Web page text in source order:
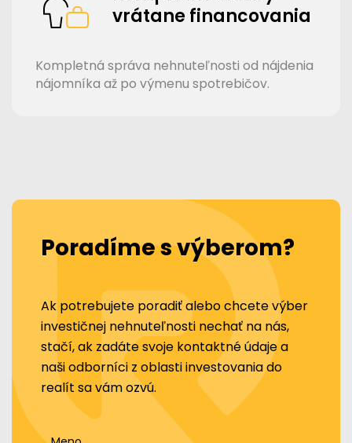
vrátane financovania
Kompletná správa nehnuteľnosti od nájdenia
nájomníka až po výmenu spotrebičov.
Poradíme s výberom?
Ak potrebujete poradiť alebo chcete výber
investičnej nehnuteľnosti nechať na nás,
stačí, ak zadáte svoje kontaktné údaje a
naši odborníci z oblasti investovania do
realít sa vám ozvú.